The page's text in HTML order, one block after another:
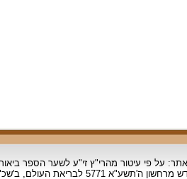
על פי עיטור מהרי"ץ זי"ע לשער הספר
מרחשוןה'תשע"א 5771 לבריאת העולם, ב'שכ"ב 2322 לשטרות, 2010 למניינם.